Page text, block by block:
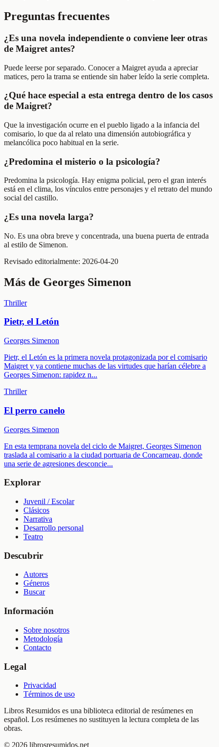
Preguntas frecuentes
¿Es una novela independiente o conviene leer otras
de Maigret antes?
Puede leerse por separado. Conocer a Maigret ayuda a apreciar
matices, pero la trama se entiende sin haber leído la serie completa.
¿Qué hace especial a esta entrega dentro de los casos
de Maigret?
Que la investigación ocurre en el pueblo ligado a la infancia del
comisario, lo que da al relato una dimensión autobiográfica y
melancólica poco habitual en la serie.
¿Predomina el misterio o la psicología?
Predomina la psicología. Hay enigma policial, pero el gran interés
está en el clima, los vínculos entre personajes y el retrato del mundo
social del castillo.
¿Es una novela larga?
No. Es una obra breve y concentrada, una buena puerta de entrada
al estilo de Simenon.
Revisado editorialmente: 2026-04-20
Más de Georges Simenon
Thriller
Pietr, el Letón
Georges Simenon
Pietr, el Letón es la primera novela protagonizada por el comisario
Maigret y ya contiene muchas de las virtudes que harían célebre a
Georges Simenon: rapidez n...
Thriller
El perro canelo
Georges Simenon
En esta temprana novela del ciclo de Maigret, Georges Simenon
traslada al comisario a la ciudad portuaria de Concarneau, donde
una serie de agresiones desconcie...
Explorar
Juvenil / Escolar
Clásicos
Narrativa
Desarrollo personal
Teatro
Descubrir
Autores
Géneros
Buscar
Información
Sobre nosotros
Metodología
Contacto
Legal
Privacidad
Términos de uso
Libros Resumidos es una biblioteca editorial de resúmenes en
español. Los resúmenes no sustituyen la lectura completa de las
obras.
© 2026 librosresumidos.net